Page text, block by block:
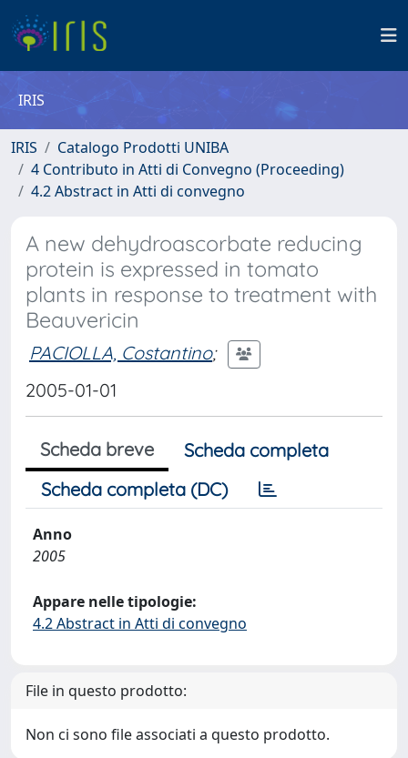
IRIS
IRIS
Catalogo Prodotti UNIBA
4 Contributo in Atti di Convegno (Proceeding)
4.2 Abstract in Atti di convegno
A new dehydroascorbate reducing
protein is expressed in tomato
plants in response to treatment with
Beauvericin
PACIOLLA, Costantino;
2005-01-01
Scheda breve
Scheda completa
Scheda completa (DC)
Anno
2005
Appare nelle tipologie:
4.2 Abstract in Atti di convegno
File in questo prodotto:
Non ci sono file associati a questo prodotto.